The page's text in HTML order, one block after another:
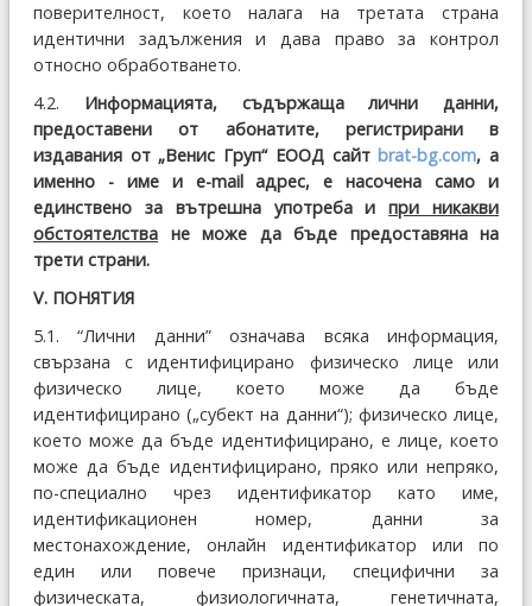
поверителност, което налага на третата страна
идентични задължения и дава право за контрол
относно обработването.
4.2. Информацията, съдържаща лични данни,
предоставени от абонатите, регистрирани в
издавания от „Венис Груп“ ЕООД сайт brat-bg.com, а
именно - име и e-mail адрес, е насочена само и
единствено за вътрешна употреба ипри никакви
обстоятелства не може да бъде предоставяна на
трети страни.
V. ПОНЯТИЯ
5.1. “Лични данни” означава всяка информация,
свързана с идентифицирано физическо лице или
физическо лице, което може да бъде
идентифицирано („субект на данни“); физическо лице,
което може да бъде идентифицирано, е лице, което
може да бъде идентифицирано, пряко или непряко,
по-специално чрез идентификатор като име,
идентификационен номер, данни за
местонахождение, онлайн идентификатор или по
един или повече признаци, специфични за
физическата, физиологичната, генетичната,